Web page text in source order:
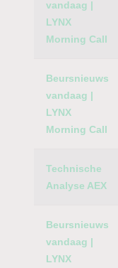
vandaag |
LYNX
Morning Call
Beursnieuws
vandaag |
LYNX
Morning Call
Technische
Analyse AEX
Beursnieuws
vandaag |
LYNX